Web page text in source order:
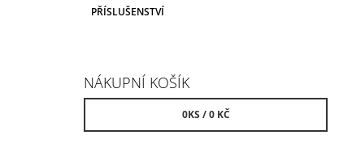
PŘÍSLUŠENSTVÍ
NÁKUPNÍ KOŠÍK
0KS /0 KČ